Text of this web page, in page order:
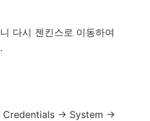
다시 젠킨스로 이동하여
Credentials -> System ->